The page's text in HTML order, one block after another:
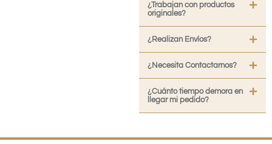
¿Trabajan con productos
originales?
¿Realizan Envíos?
¿Necesita Contactarnos?
¿Cuánto tiempo demora en
llegar mi pedido?